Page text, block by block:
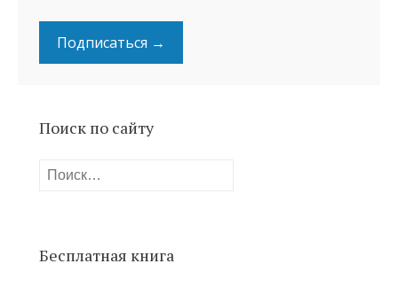
Подписаться →
Поиск по сайту
Найти:
Бесплатная книга